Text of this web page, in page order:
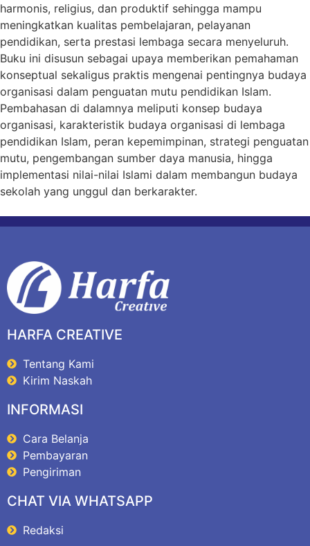
harmonis, religius, dan produktif sehingga mampu
meningkatkan kualitas pembelajaran, pelayanan
pendidikan, serta prestasi lembaga secara menyeluruh.
Buku ini disusun sebagai upaya memberikan pemahaman
konseptual sekaligus praktis mengenai pentingnya budaya
organisasi dalam penguatan mutu pendidikan Islam.
Pembahasan di dalamnya meliputi konsep budaya
organisasi, karakteristik budaya organisasi di lembaga
pendidikan Islam, peran kepemimpinan, strategi penguatan
mutu, pengembangan sumber daya manusia, hingga
implementasi nilai-nilai Islami dalam membangun budaya
sekolah yang unggul dan berkarakter.
HARFA CREATIVE
Tentang Kami
Kirim Naskah
INFORMASI
Cara Belanja
Pembayaran
Pengiriman
CHAT VIA WHATSAPP
Redaksi